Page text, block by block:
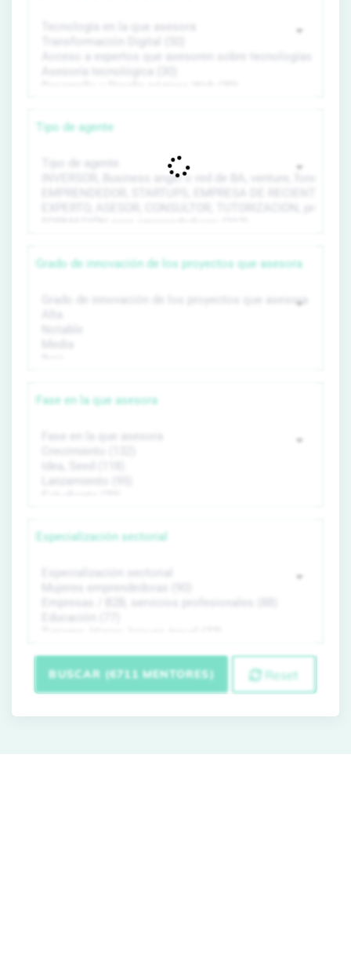
Tipo de agente
Grado de innovación de los proyectos que asesora
Fase en la que asesora
Especialización sectorial
BUSCAR (6711 MENTORES) Reset